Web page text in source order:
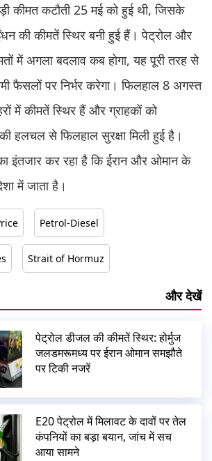
कीमत कटौती 25 मई को हुई थी, जिसके
की कीमतें स्थिर बनी हुई हैं। पेट्रोल और
में अगला बदलाव कब होगा, यह पूरी तरह से
फैसलों पर निर्भर करेगा। फिलहाल 8 अगस्त
में कीमतें स्थिर हैं और ग्राहकों को
की हलचल से फिलहाल सुरक्षा मिली हुई है।
इंतजार कर रहा है कि ईरान और ओमान के
में जाता है।
Petrol-Diesel
Strait of Hormuz
और देखें
पेट्रोल डीजल की कीमतें स्थिर: होर्मुज
जलडमरूमध्य पर ईरान ओमान समझौते
पर टिकी नजरें
E20 पेट्रोल में मिलावट के दावों पर तेल
कंपनियों का बड़ा बयान, जांच में सच
आया सामने